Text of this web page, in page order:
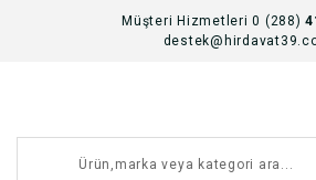
Müşteri Hizmetleri 0 (288)